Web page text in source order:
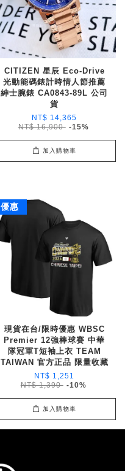
CITIZEN 星辰 Eco-Drive
光動能碼錶計時情人節推薦
紳士腕錶 CA0843-89L 公司
貨
NT$ 14,365
NT$ 16,900 -15%
加入購物車
優惠
現貨在台/限時優惠 WBSC
Premier 12強棒球賽 中華
隊冠軍T短袖上衣 TEAM
TAIWAN 官方正品 限量收藏
NT$ 1,251
NT$ 1,390 -10%
加入購物車